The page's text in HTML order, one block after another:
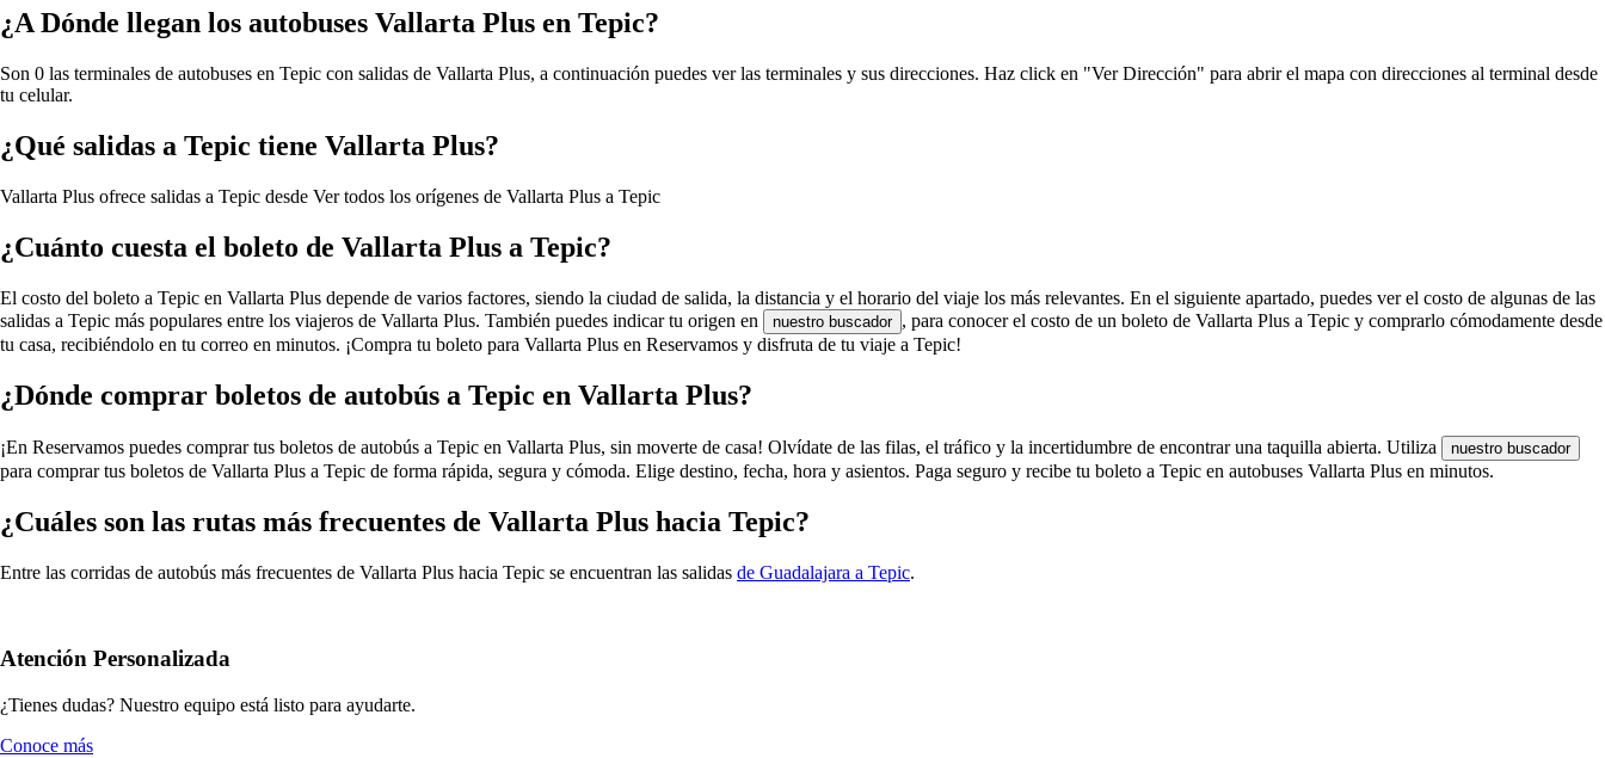
¿A Dónde llegan los autobuses Vallarta Plus en Tepic?
Son 0 las terminales de autobuses en Tepic con salidas de Vallarta Plus, a continuación puedes ver las terminales y sus direcciones. Haz click en "Ver Dirección" para abrir el mapa con direcciones al terminal desde
tu celular.
¿Qué salidas a Tepic tiene Vallarta Plus?
Vallarta Plus ofrece salidas a Tepic desde Ver todos los orígenes de Vallarta Plus a Tepic
¿Cuánto cuesta el boleto de Vallarta Plus a Tepic?
El costo del boleto a Tepic en Vallarta Plus depende de varios factores, siendo la ciudad de salida, la distancia y el horario del viaje los más relevantes. En el siguiente apartado, puedes ver el costo de algunas de las
salidas a Tepic más populares entre los viajeros de Vallarta Plus. También puedes indicar tu origen en
nuestro buscador , para conocer el costo de un boleto de Vallarta Plus a Tepic y comprarlo cómodamente desde
tu casa, recibiéndolo en tu correo en minutos. ¡Compra tu boleto para Vallarta Plus en Reservamos y disfruta de tu viaje a Tepic!
¿Dónde comprar boletos de autobús a Tepic en Vallarta Plus?
¡En Reservamos puedes comprar tus boletos de autobús a Tepic en Vallarta Plus, sin moverte de casa! Olvídate de las filas, el tráfico y la incertidumbre de encontrar una taquilla abierta. Utiliza nuestro buscador
para comprar tus boletos de Vallarta Plus a Tepic de forma rápida, segura y cómoda. Elige destino, fecha, hora y asientos. Paga seguro y recibe tu boleto a Tepic en autobuses Vallarta Plus en minutos.
¿Cuáles son las rutas más frecuentes de Vallarta Plus hacia Tepic?
Entre las corridas de autobús más frecuentes de Vallarta Plus hacia Tepic se encuentran las salidas de Guadalajara a Tepic.
Atención Personalizada
¿Tienes dudas? Nuestro equipo está listo para ayudarte.
Conoce más